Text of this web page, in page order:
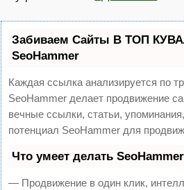
Забиваем Сайты В ТОП
SeoHammer
Каждая ссылка анализируется по
SeoHammer делает продвижение
вечные ссылки, статьи,
потенциал SeoHammer для
Что умеет делать SeoHammer
— Продвижение в один клик,